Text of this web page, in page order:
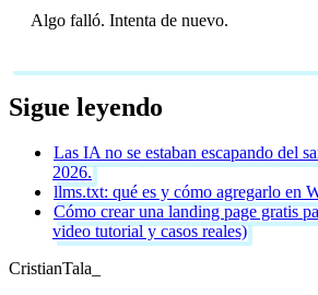
Algo falló. Intenta de nuevo.
Sigue leyendo
Las IA no se estaban escapando del
2026.
llms.txt: qué es y cómo agregarlo en
Cómo crear una landing page gratis
video tutorial y casos reales)
CristianTala